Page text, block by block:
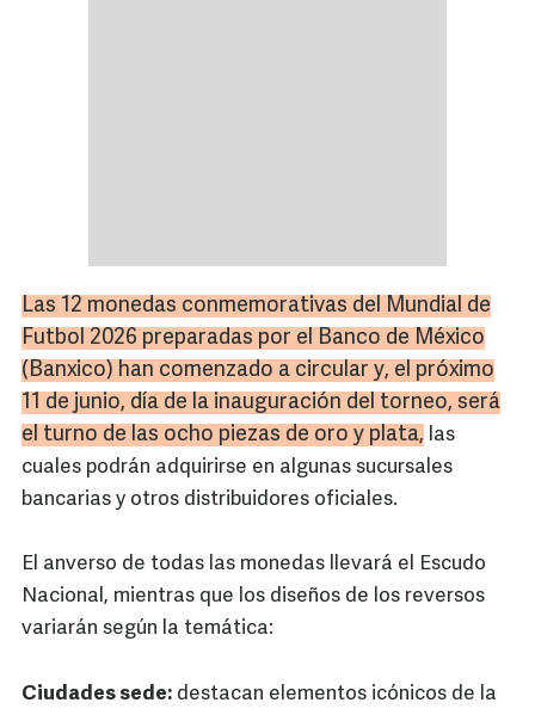
Las 12 monedas conmemorativas del Mundial de
Futbol 2026 preparadas por el Banco de México
(Banxico) han comenzado a circular y, el próximo
11 de junio, día de la inauguración del torneo, será
el turno de las ocho piezas de oro y plata, las
cuales podrán adquirirse en algunas sucursales
bancarias y otros distribuidores oficiales.
El anverso de todas las monedas llevará el Escudo
Nacional, mientras que los diseños de los reversos
variarán según la temática:
Ciudades sede: destacan elementos icónicos de la